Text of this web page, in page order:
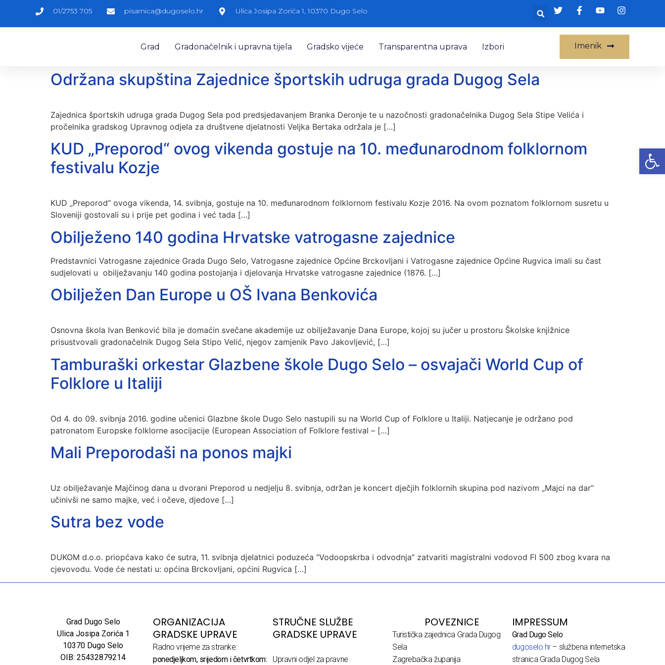
01/2753 705 pisarnica@dugoselo.hr Ulica Josipa Zorića 1, 10370 Dugo Selo
Grad Gradonačelnik i upravna tijela Gradsko vijeće Transparentna uprava Izbori Imenik
Održana skupština Zajednice športskih udruga grada Dugog Sela
Zajednica športskih udruga grada Dugog Sela pod predsjedavanjem Branka Deronje te u nazočnosti gradonačelnika Dugog Sela Stipe Velića i
pročelnika gradskog Upravnog odjela za društvene djelatnosti Veljka Bertaka održala je […]
KUD „Preporod“ ovog vikenda gostuje na 10. međunarodnom folklornom
festivalu Kozje
KUD „Preporod“ ovoga vikenda, 14. svibnja, gostuje na 10. međunarodnom folklornom festivalu Kozje 2016. Na ovom poznatom folklornom susretu u
Sloveniji gostovali su i prije pet godina i već tada […]
Obilježeno 140 godina Hrvatske vatrogasne zajednice
Predstavnici Vatrogasne zajednice Grada Dugo Selo, Vatrogasne zajednice Općine Brckovljani i Vatrogasne zajednice Općine Rugvica imali su čast
sudjelovati u obilježavanju 140 godina postojanja i djelovanja Hrvatske vatrogasne zajednice (1876. […]
Obilježen Dan Europe u OŠ Ivana Benkovića
Osnovna škola Ivan Benković bila je domaćin svečane akademije uz obilježavanje Dana Europe, kojoj su jučer u prostoru Školske knjižnice
prisustvovali gradonačelnik Dugog Sela Stipo Velić, njegov zamjenik Pavo Jakovljević, […]
Tamburaški orkestar Glazbene škole Dugo Selo – osvajači World Cup of
Folklore u Italiji
Od 4. do 09. svibnja 2016. godine učenici Glazbne škole Dugo Selo nastupili su na World Cup of Folklore u Italiji. Natjecanje je održano pod
patronatom Europske folklorne asocijacije (European Association of Folklore festival – […]
Mali Preporodaši na ponos majki
Uz obilježavanje Majčinog dana u dvorani Preporod u nedjelju 8. svibnja, održan je koncert dječjih folklornih skupina pod nazivom „Majci na dar“
učinivši ne samo majke, već i očeve, djedove […]
Sutra bez vode
DUKOM d.o.o. priopćava kako će sutra, 11. svibnja djelatnici poduzeća “Vodoopskrba i odvodnja” zatvariti magistralni vodovod FI 500 zbog kvara na
cjevovodu. Vode će nestati u: općina Brckovljani, općini Rugvica […]
Grad Dugo Selo
Ulica Josipa Zorića 1
10370 Dugo Selo
OIB: 25432879214
ORGANIZACIJA
GRADSKE UPRAVE
Radno vrijeme za stranke:
ponedjeljkom, srijedom i četvrtkom:
STRUČNE SLUŽBE
GRADSKE UPRAVE
Upravni odjel za pravne
POVEZNICE
Turistička zajednica Grada Dugog
Sela
Zagrebačka županija
IMPRESSUM
Grad Dugo Selo
dugoselo.hr– službena internetska
stranica Grada Dugog Sela